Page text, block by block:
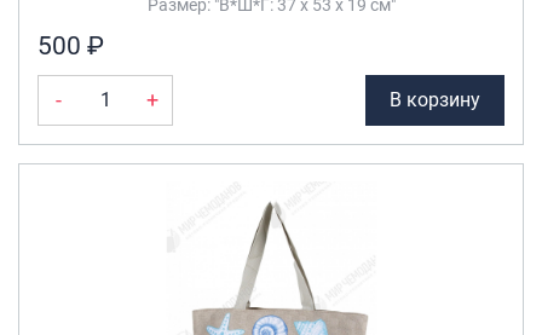
Размер: "В*Ш*Г: 37 х 53 х 19 см"
500 ₽
- + В корзину